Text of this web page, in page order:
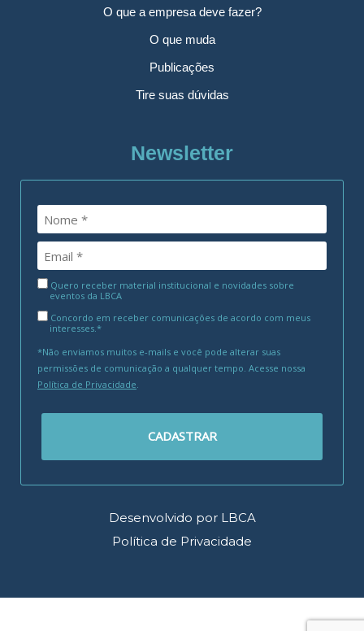
O que a empresa deve fazer?
O que muda
Publicações
Tire suas dúvidas
Newsletter
Quero receber material institucional e novidades sobre
eventos da LBCA
Concordo em receber comunicações de acordo com meus
interesses.*
*Não enviamos muitos e-mails e você pode alterar suas
permissões de comunicação a qualquer tempo. Acesse nossa
Política de Privacidade
CADASTRAR
Desenvolvido por LBCA
Política de Privacidade